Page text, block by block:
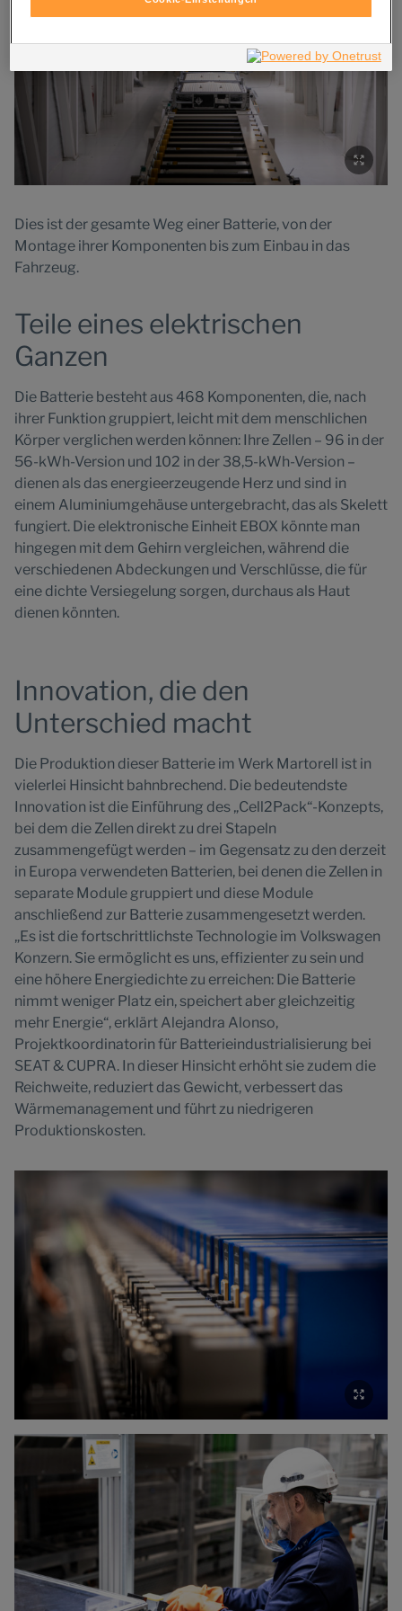
Dies ist der gesamte Weg einer Batterie, von der
Montage ihrer Komponenten bis zum Einbau in das
Fahrzeug.
Teile eines elektrischen
Ganzen
Die Batterie besteht aus 468 Komponenten, die, nach
ihrer Funktion gruppiert, leicht mit dem menschlichen
Körper verglichen werden können: Ihre Zellen – 96 in der
56-kWh-Version und 102 in der 38,5-kWh-Version –
dienen als das energieerzeugende Herz und sind in
einem Aluminiumgehäuse untergebracht, das als Skelett
fungiert. Die elektronische Einheit EBOX könnte man
hingegen mit dem Gehirn vergleichen, während die
verschiedenen Abdeckungen und Verschlüsse, die für
eine dichte Versiegelung sorgen, durchaus als Haut
dienen könnten.
Innovation, die den
Unterschied macht
Die Produktion dieser Batterie im Werk Martorell ist in
vielerlei Hinsicht bahnbrechend. Die bedeutendste
Innovation ist die Einführung des „Cell2Pack“-Konzepts,
bei dem die Zellen direkt zu drei Stapeln
zusammengefügt werden – im Gegensatz zu den derzeit
in Europa verwendeten Batterien, bei denen die Zellen in
separate Module gruppiert und diese Module
anschließend zur Batterie zusammengesetzt werden.
„Es ist die fortschrittlichste Technologie im Volkswagen
Konzern. Sie ermöglicht es uns, effizienter zu sein und
eine höhere Energiedichte zu erreichen: Die Batterie
nimmt weniger Platz ein, speichert aber gleichzeitig
mehr Energie“, erklärt Alejandra Alonso,
Projektkoordinatorin für Batterieindustrialisierung bei
SEAT & CUPRA. In dieser Hinsicht erhöht sie zudem die
Reichweite, reduziert das Gewicht, verbessert das
Wärmemanagement und führt zu niedrigeren
Produktionskosten.
Technologien finden Sie in unserer Cookie und Technologie
Richtlinie sowie in den Technologie Einstellungen am Ende der
Website.